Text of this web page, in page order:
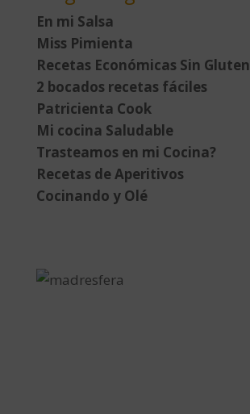
En mi Salsa
Miss Pimienta
Recetas Económicas Sin Gluten
2 bocados recetas fáciles
Patricienta Cook
Mi cocina Saludable
Trasteamos en mi Cocina?
Recetas de Aperitivos
Cocinando y Olé